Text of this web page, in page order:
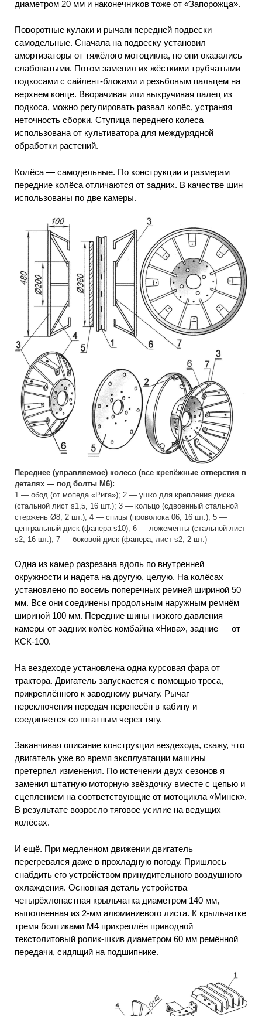
диаметром 20 мм и наконечников тоже от «Запорожца».
Поворотные кулаки и рычаги передней подвески —
самодельные. Сначала на подвеску установил
амортизаторы от тяжёлого мотоцикла, но они оказались
слабоватыми. Потом заменил их жёсткими трубчатыми
подкосами с сайлент-блоками и резьбовым пальцем на
верхнем конце. Вворачивая или выкручивая палец из
подкоса, можно регулировать развал колёс, устраняя
неточность сборки. Ступица переднего колеса
использована от культиватора для междурядной
обработки растений.
Колёса — самодельные. По конструкции и размерам
передние колёса отличаются от задних. В качестве шин
использованы по две камеры.
Переднее (управляемое) колесо (все крепёжные отверстия в
деталях — под болты М6):
1 — обод (от мопеда «Рига»); 2 — ушко для крепления диска
(стальной лист s1,5, 16 шт.); 3 — кольцо (сдвоенный стальной
стержень Ø8, 2 шт.); 4 — спицы (проволока 06, 16 шт.); 5 —
центральный диск (фанера s10); 6 — ложементы (стальной лист
s2, 16 шт.); 7 — боковой диск (фанера, лист s2, 2 шт.)
Одна из камер разрезана вдоль по внутренней
окружности и надета на другую, целую. На колёсах
установлено по восемь поперечных ремней шириной 50
мм. Все они соединены продольным наружным ремнём
шириной 100 мм. Передние шины низкого давления —
камеры от задних колёс комбайна «Нива», задние — от
КСК-100.
На вездеходе установлена одна курсовая фара от
трактора. Двигатель запускается с помощью троса,
прикреплённого к заводному рычагу. Рычаг
переключения передач перенесён в кабину и
соединяется со штатным через тягу.
Заканчивая описание конструкции вездехода, скажу, что
двигатель уже во время эксплуатации машины
претерпел изменения. По истечении двух сезонов я
заменил штатную моторную звёздочку вместе с цепью и
сцеплением на соответствующие от мотоцикла «Минск».
В результате возросло тяговое усилие на ведущих
колёсах.
И ещё. При медленном движении двигатель
перегревался даже в прохладную погоду. Пришлось
снабдить его устройством принудительного воздушного
охлаждения. Основная деталь устройства —
четырёхлопастная крыльчатка диаметром 140 мм,
выполненная из 2-мм алюминиевого листа. К крыльчатке
тремя болтиками М4 прикреплён приводной
текстолитовый ролик-шкив диаметром 60 мм ремённой
передачи, сидящий на подшипнике.